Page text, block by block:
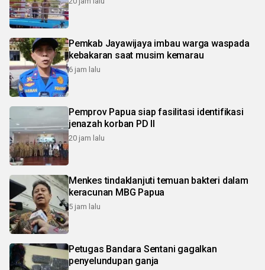
Pemkab Jayawijaya imbau warga waspada
kebakaran saat musim kemarau
6 jam lalu
Pemprov Papua siap fasilitasi identifikasi
jenazah korban PD II
20 jam lalu
Menkes tindaklanjuti temuan bakteri dalam
keracunan MBG Papua
5 jam lalu
Petugas Bandara Sentani gagalkan
penyelundupan ganja